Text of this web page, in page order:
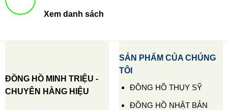
Xem danh sách
ĐỒNG HỒ MINH TRIỆU -
CHUYÊN HÀNG HIỆU
SẢN PHẨM CỦA CHÚNG
TÔI
ĐỒNG HỒ THỤY SỸ
ĐỒNG HỒ NHẬT BẢN